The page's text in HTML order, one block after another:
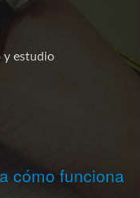
y estudio
cómo funciona